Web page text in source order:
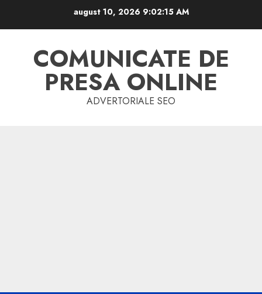
august 10, 2026 9:02:16 AM
COMUNICATE DE
PRESA ONLINE
ADVERTORIALE SEO